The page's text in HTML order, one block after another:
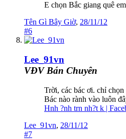
E chọn Bắc giang quê em
Tên Gì Bây Giờ, 28/11/12
#6
Lee_91vn
VĐV Bán Chuyên
Trời, các bác ơi. chỉ
Bác nào rành vào luôn
Hnh ?nh trn nh?t k |
Lee_91vn, 28/11/12
#7